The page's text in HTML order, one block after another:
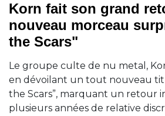
Korn fait son grand
nouveau morceau
the Scars"
Le groupe culte de nu metal,
en dévoilant un tout nouveau
the Scars”, marquant un retour
plusieurs années de relative